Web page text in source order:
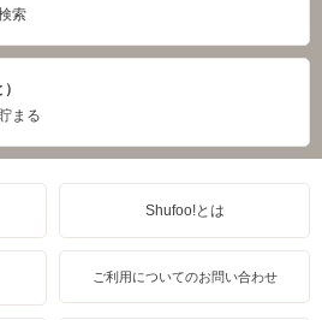
索
まる
Shufoo!とは
ご利用についてのお問い合わせ